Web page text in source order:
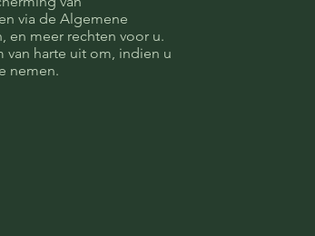
via de Algemene
en meer rechten voor u.
van harte uit om, indien u
nemen.